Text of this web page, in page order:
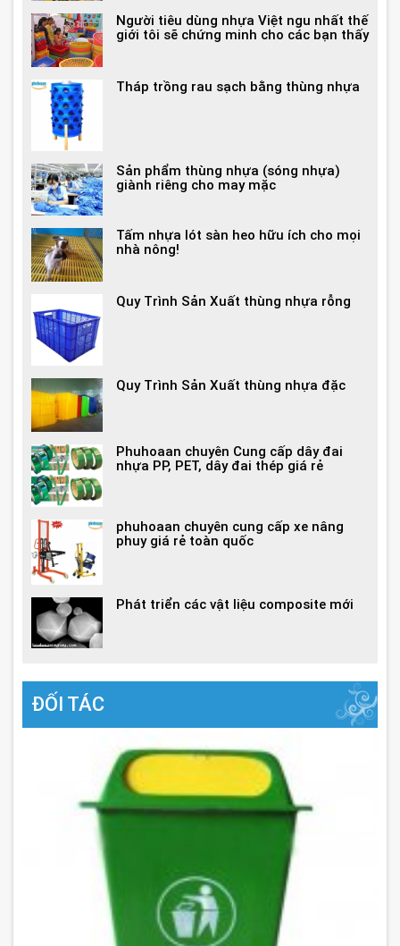
Người tiêu dùng nhựa Việt ngu nhất thế
giới tôi sẽ chứng minh cho các bạn thấy
Tháp trồng rau sạch bằng thùng nhựa
Sản phẩm thùng nhựa (sóng nhựa)
giành riêng cho may mặc
Tấm nhựa lót sàn heo hữu ích cho mọi
nhà nông!
Quy Trình Sản Xuất thùng nhựa rỗng
Quy Trình Sản Xuất thùng nhựa đặc
Phuhoaan chuyên Cung cấp dây đai
nhựa PP, PET, dây đai thép giá rẻ
phuhoaan chuyên cung cấp xe nâng
phuy giá rẻ toàn quốc
Phát triển các vật liệu composite mới
ĐỐI TÁC